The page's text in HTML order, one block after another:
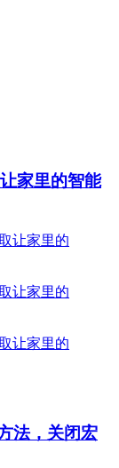
家里的智能
法，关闭宏